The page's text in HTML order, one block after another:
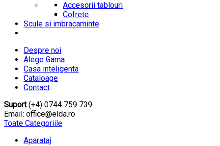
Accesorii tablouri
Cofrete
Scule si imbracaminte
Despre noi
Alege Gama
Casa inteligenta
Cataloage
Contact
Suport(+4) 0744 759 739
Email: office@elda.ro
Toate Categoriile
Aparataj